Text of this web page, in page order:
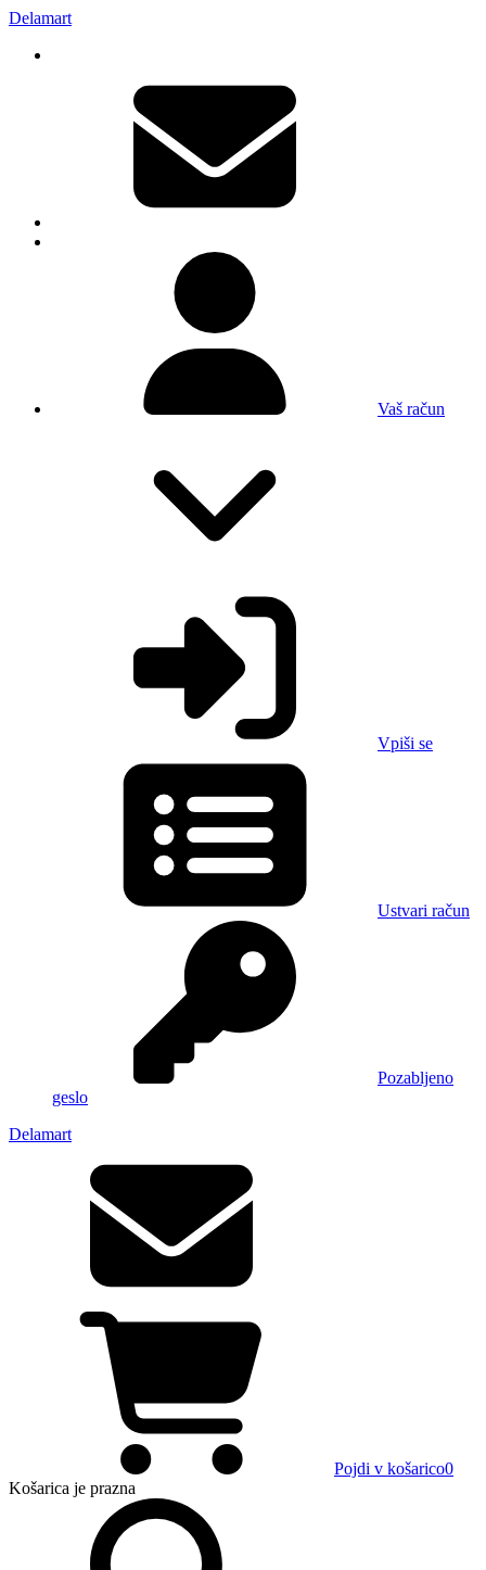
Delamart
Vaš račun
Vpiši se
Ustvari račun
Pozabljeno
geslo
Delamart
Pojdi v košarico0
Košarica je prazna